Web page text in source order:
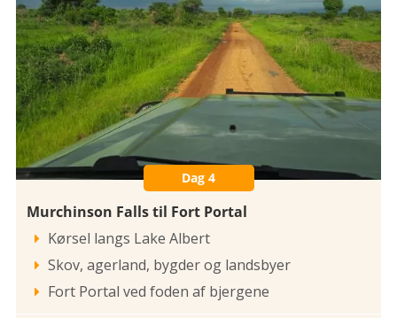
Dag 4
Murchinson Falls til Fort Portal
 Kørsel langs Lake Albert
 Skov, agerland, bygder og landsbyer
 Fort Portal ved foden af bjergene